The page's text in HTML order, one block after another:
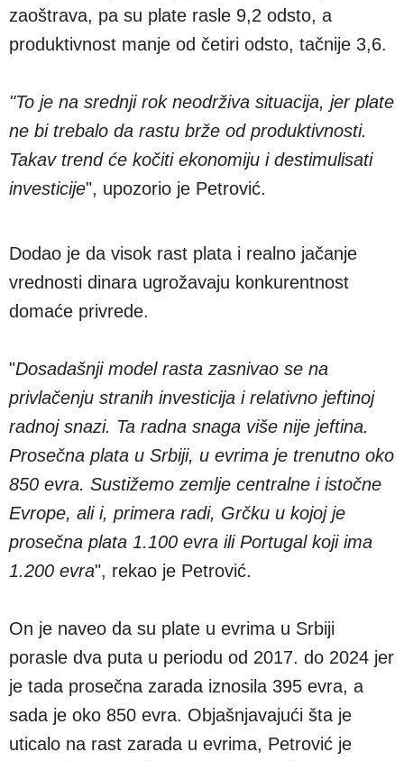
zaoštrava, pa su plate rasle 9,2 odsto, a
produktivnost manje od četiri odsto, tačnije 3,6.
"To je na srednji rok neodrživa situacija, jer plate
ne bi trebalo da rastu brže od produktivnosti.
Takav trend će kočiti ekonomiju i destimulisati
investicije", upozorio je Petrović.
Dodao je da visok rast plata i realno jačanje
vrednosti dinara ugrožavaju konkurentnost
domaće privrede.
"Dosadašnji model rasta zasnivao se na
privlačenju stranih investicija i relativno jeftinoj
radnoj snazi. Ta radna snaga više nije jeftina.
Prosečna plata u Srbiji, u evrima je trenutno oko
850 evra. Sustižemo zemlje centralne i istočne
Evrope, ali i, primera radi, Grčku u kojoj je
prosečna plata 1.100 evra ili Portugal koji ima
1.200 evra", rekao je Petrović.
On je naveo da su plate u evrima u Srbiji
porasle dva puta u periodu od 2017. do 2024 jer
je tada prosečna zarada iznosila 395 evra, a
sada je oko 850 evra. Objašnjavajući šta je
uticalo na rast zarada u evrima, Petrović je